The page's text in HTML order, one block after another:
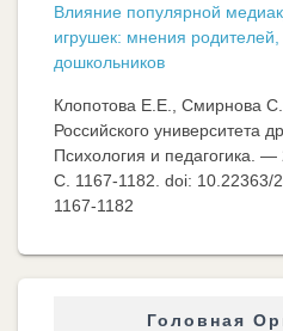
Влияние популярной
игрушек: мнения
дошкольников
Клопотова Е.Е., Смирнова
Российского университета
Психология и
C. 1167-1182. doi: 10.22363/
1167-1182
Головная